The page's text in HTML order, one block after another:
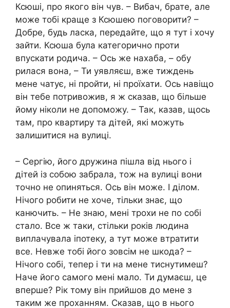
Ксюші, про якого він чув. – Вибач, брате, але
може тобі краще з Ксюшею поговорити? –
Добре, будь ласка, передайте, що я тут і хочу
зайти. Ксюша була категорично проти
впускати родича. – Ось же нахаба, – обу
рилася вона, – Ти уявляєш, вже тиждень
мене чатує, ні пройти, ні проїхати. Ось навіщо
він тебе потривожив, я ж сказав, що більше
йому ніколи не допоможу. – Так, казав, щось
там, про квартиру та дітей, які можуть
залишитися на вулиці.
– Сергію, його дружина пішла від нього і
дітей із собою забрала, тож на вулиці вони
точно не опиняться. Ось він може. І ділом.
Нічого робити не хоче, тільки знає, що
канючить. – Не знаю, мені трохи не по собі
стало. Все ж таки, стільки років людина
виплачувала іпотеку, а тут може втратити
все. Невже тобі його зовсім не шкода? –
Нічого собі, тепер і ти на мене тиснутимеш?
Наче його самого мені мало. Ти думаєш, це
вперше? Рік тому він прийшов до мене з
таким же проханням. Сказав, що в нього